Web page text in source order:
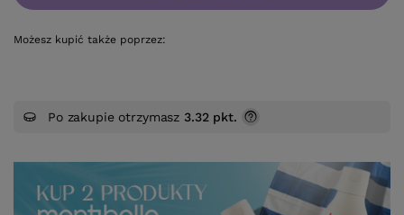
Możesz kupić także poprzez:
Po zakupie otrzymasz 3.32 pkt.